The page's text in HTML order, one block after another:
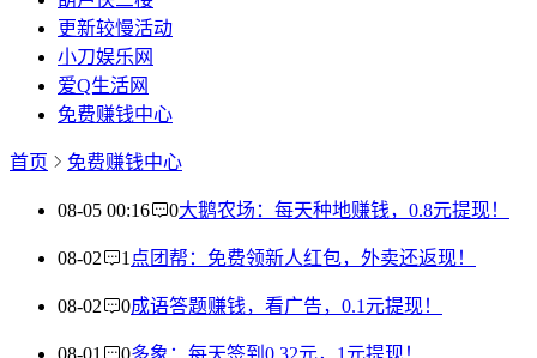
更新较慢活动
小刀娱乐网
爱Q生活网
免费赚钱中心
首页 免费赚钱中心
08-05 00:16 0大鹅农场：每天种地赚钱，0.8元提现！
08-02 1 点团帮：免费领新人红包，外卖还返现！
08-02 0成语答题赚钱，看广告，0.1元提现！
08-01 0多象：每天签到0.32元，1元提现！